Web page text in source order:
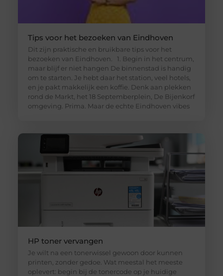
Tips voor het bezoeken van Eindhoven
Dit zijn praktische en bruikbare tips voor het
bezoeken van Eindhoven. 1. Begin in het centrum,
maar blijf er niet hangen De binnenstad is handig
om te starten. Je hebt daar het station, veel hotels,
en je pakt makkelijk een koffie. Denk aan plekken
rond de Markt, het 18 Septemberplein, De Bijenkorf
omgeving. Prima. Maar de echte Eindhoven vibes
HP toner vervangen
Je wilt na een tonerwissel gewoon door kunnen
printen, zonder gedoe. Wat meestal het meeste
oplevert: begin bij de tonercode op je huidige